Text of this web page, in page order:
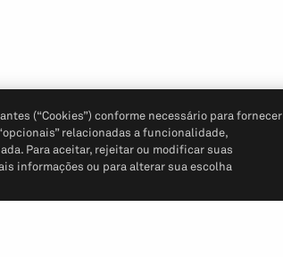
(“Cookies”) conforme necessário para fornecer
relacionadas a funcionalidade,
Para aceitar, rejeitar ou modificar suas
informações ou para alterar sua escolha